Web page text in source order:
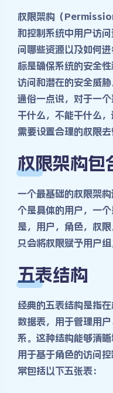
权限架构（
和控制系统中用户访
问哪些资源以及如何
标是确保系统的安全
访问和潜在的安全威胁
通俗一点说，对于一
干什么，不能干什么
需要设置合理的权限去
权限架构包
一个最基础的权限架
个是具体的用户，一
是，用户，角色，权
只会将权限赋予用户
五表结构
经典的五表结构是指
数据表，用于管理用
系。这种结构能够清
用于基于角色的访问
常包括以下五张表：